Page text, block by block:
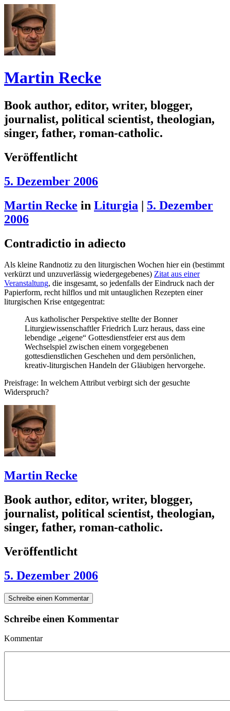
Martin Recke
Book author, editor, writer, blogger,
journalist, political scientist, theologian,
singer, father, roman-catholic.
Veröffentlicht
5. Dezember 2006
Martin Recke in Liturgia | 5. Dezember
2006
Contradictio in adiecto
Als kleine Randnotiz zu den liturgischen Wochen hier ein (bestimmt
verkürzt und unzuverlässig wiedergegebenes) Zitat aus einer
Veranstaltung, die insgesamt, so jedenfalls der Eindruck nach der
Papierform, recht hilflos und mit untauglichen Rezepten einer
liturgischen Krise entgegentrat:
Aus katholischer Perspektive stellte der Bonner
Liturgiewissenschaftler Friedrich Lurz heraus, dass eine
lebendige „eigene“ Gottesdienstfeier erst aus dem
Wechselspiel zwischen einem vorgegebenen
gottesdienstlichen Geschehen und dem persönlichen,
kreativ-liturgischen Handeln der Gläubigen hervorgehe.
Preisfrage: In welchem Attribut verbirgt sich der gesuchte
Widerspruch?
Martin Recke
Book author, editor, writer, blogger,
journalist, political scientist, theologian,
singer, father, roman-catholic.
Veröffentlicht
5. Dezember 2006
Schreibe einen Kommentar
Schreibe einen Kommentar
Kommentar